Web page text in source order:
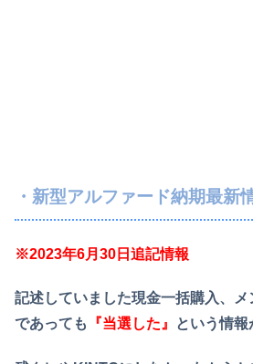
・新型アルファード納期最新
※2023年6月30日追記情報
記述していました現金一括購入、
であっても
『当選した』 という情報